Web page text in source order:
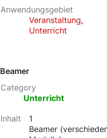
Anwendungsgebiet
Veranstaltung,
Unterricht
Beamer
Category
Unterricht
Inhalt
1
Beamer